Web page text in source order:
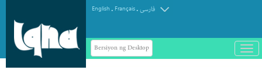
English . Français.فارسی
Bersiyon ng Desktop
باز
و